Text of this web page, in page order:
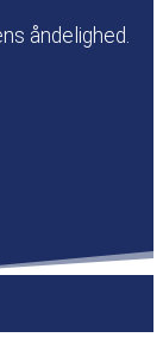
åndelighed.